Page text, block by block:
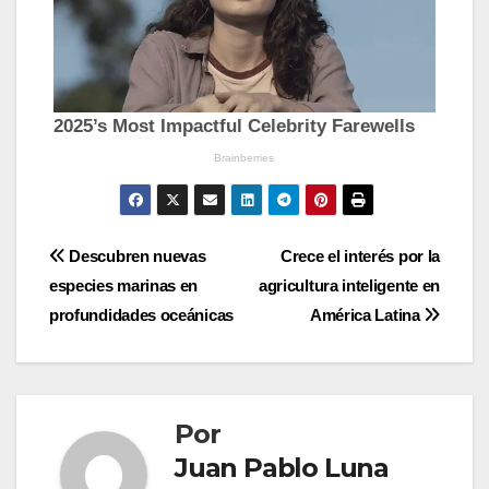
Navegación
de
entradas
Crece el interés por la
agricultura inteligente en
América Latina
Descubren nuevas
especies marinas en
profundidades oceánicas
Por
Juan Pablo Luna